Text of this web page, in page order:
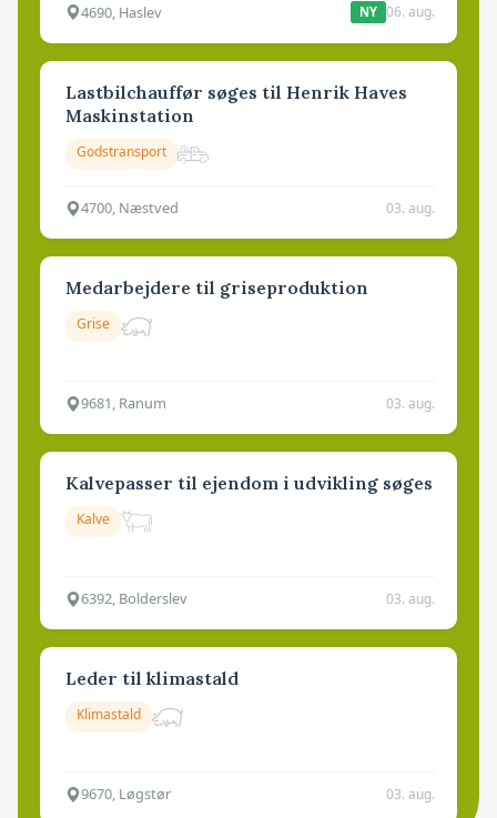
4690, Haslev NY 06. aug.
Lastbilchauffør søges til Henrik Haves
Maskinstation
Godstransport
4700, Næstved 03. aug.
Medarbejdere til griseproduktion
Grise
9681, Ranum 03. aug.
Kalvepasser til ejendom i udvikling søges
Kalve
6392, Bolderslev 03. aug.
Leder til klimastald
Klimastald
9670, Løgstør 03. aug.